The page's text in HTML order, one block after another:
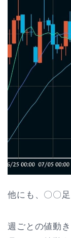
他にも、〇〇
週ごとの値動